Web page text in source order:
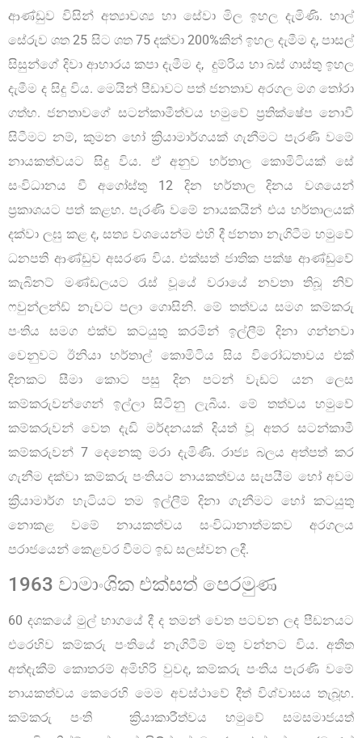
ආණ්ඩුව විසින් අත්‍යාවශ්‍ය හා සේවා මිල ඉහල දැමිණි. හාල්
සේරුව ශත 25 සිට ශත 75 දක්වා 200%කින් ඉහල දැමීම ද, පාසල්
සිසුන්ගේ දිවා ආහාරය කපා දැමීම ද, දුම්රිය හා බස් ගාස්තු ඉහල
දැමීම ද සිදු විය. මෙයින් පීඩාවට පත් ජනතාව අරගල මග තෝරා
ගත්හ. ජනතාවගේ සටන්කාමීත්වය හමුවේ ප්‍රතික්ෂේප නොවී
සිටීමට නම්, කුමන හෝ ක්‍රියාමාර්ගයක් ගැනීමට පැරණි වමේ
නායකත්වයට සිදු විය. ඒ අනුව හර්තාල කොමිටියක් සේ
සංවිධානය වී අගෝස්තු 12 දින හර්තාල දිනය වශයෙන්
ප්‍රකාශයට පත් කළහ. පැරණි වමේ නායකයින් එය හර්තාලයක්
දක්වා ලඝු කළ ද, සත්‍ය වශයෙන්ම එහි දී ජනතා නැගිටීම හමුවේ
ධනපති ආණ්ඩුව අසරණ විය. එක්සත් ජාතික පක්ෂ ආණ්ඩුවේ
කැබිනට් මණ්ඩලයට රැස් වූයේ වරායේ නවතා තිබූ නිව්
ෆවුන්ලන්ඩ් නැවට පලා ගොසිනි. මේ තත්වය සමග කම්කරු
පංතිය සමග එක්ව කටයුතු කරමින් ඉල්ලීම් දිනා ගන්නවා
වෙනුවට ඊනියා හර්තාල් කොමිටිය සිය විරෝධතාවය එක්
දිනකට සීමා කොට පසු දින පටන් වැඩට යන ලෙස
කම්කරුවන්ගෙන් ඉල්ලා සිටිනු ලැබීය. මේ තත්වය හමුවේ
කම්කරුවන් වෙත දැඩි මර්දනයක් දියත් වූ අතර සටන්කාමී
කම්කරුවන් 7 දෙනෙකු මරා දැමිණි. රාජ්‍ය බලය අත්පත් කර
ගැනීම දක්වා කම්කරු පංතියට නායකත්වය සැපයීම හෝ අවම
ක්‍රියාමාර්ග හැටියට තම ඉල්ලීම් දිනා ගැනීමට හෝ කටයුතු
නොකළ වමේ නායකත්වය සංවිධානාත්මකව අරගලය
පරාජයෙන් කෙළවර වීමට ඉඩ සලස්වන ලදී.
1963 වාමාංශික එක්සත් පෙරමුණ
60 දශකයේ මුල් භාගයේ දී ද තමන් වෙත පටවන ලද පීඩනයට
එරෙහිව කම්කරු පංතියේ නැගිටීම් මතු වන්නට විය. අතීත
අත්දැකීම් කොතරම් අමිහිරි වුවද, කම්කරු පංතිය පැරණි වමේ
නායකත්වය කෙරෙහි මෙම අවස්ථාවේ දීත් විශ්වාසය තැබූහ.
කම්කරු පංති ක්‍රියාකාරීත්වය හමුවේ සමසමාජයත්